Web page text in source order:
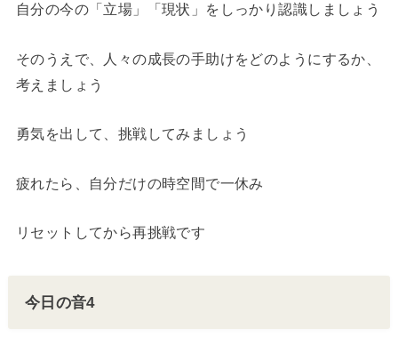
自分の今の「立場」「現状」をしっかり認識しましょう
そのうえで、人々の成長の手助けをどのようにするか、
考えましょう
勇気を出して、挑戦してみましょう
疲れたら、自分だけの時空間で一休み
リセットしてから再挑戦です
今日の音4